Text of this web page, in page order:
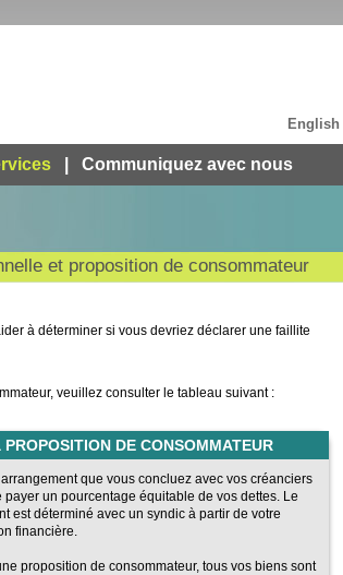
English
Communiquez avec nous
et proposition de consommateur
à déterminer si vous devriez déclarer une faillite
veuillez consulter le tableau suivant :
PROPOSITION DE CONSOMMATEUR
que vous concluez avec vos créanciers
payer un pourcentage équitable de vos dettes. Le
est déterminé avec un syndic à partir de votre
financière.
proposition de consommateur, tous vos biens sont